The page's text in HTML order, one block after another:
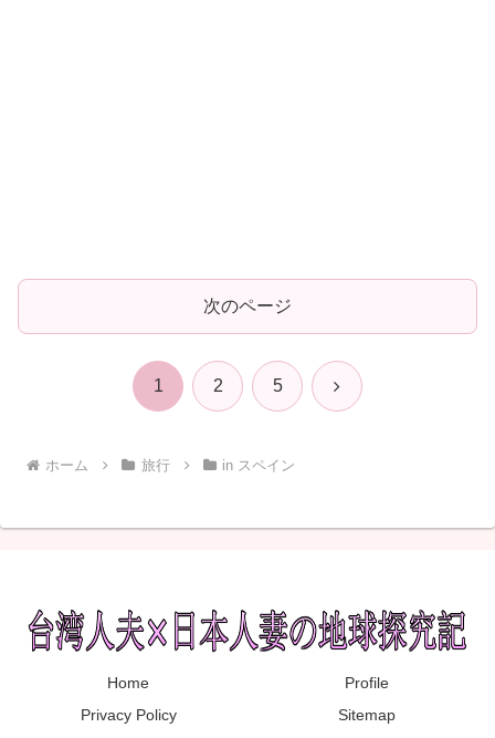
次のページ
1 2 5 次
ホーム 旅行 in スペイン
Home
Profile
Privacy Policy
Sitemap